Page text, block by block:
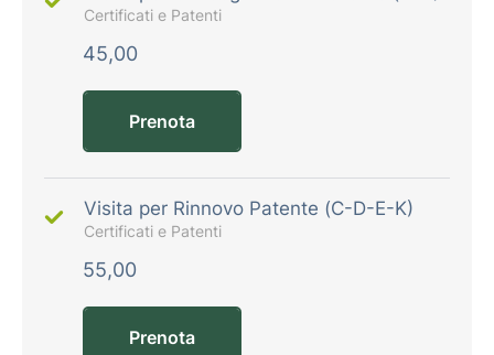
Certificati e Patenti
45,00
Prenota
Visita per Rinnovo Patente (C-D-E-K)
Certificati e Patenti
55,00
Prenota